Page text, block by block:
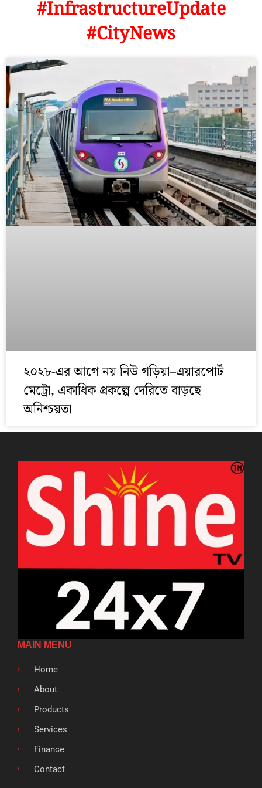
#InfrastructureUpdate
#CityNews
২০২৮-এর আগে নয় নিউ গড়িয়া–এয়ারপোর্ট
মেট্রো, একাধিক প্রকল্পে দেরিতে বাড়ছে
অনিশ্চয়তা
MAIN MENU
Home
About
Products
Services
Finance
Contact